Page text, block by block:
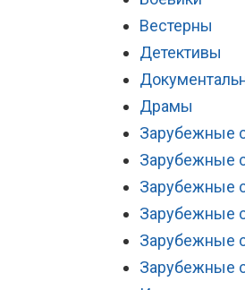
Вестерны
Детективы
Драмы
Зарубежные
Зарубежные
Зарубежные
Зарубежные
Зарубежные
Зарубежные